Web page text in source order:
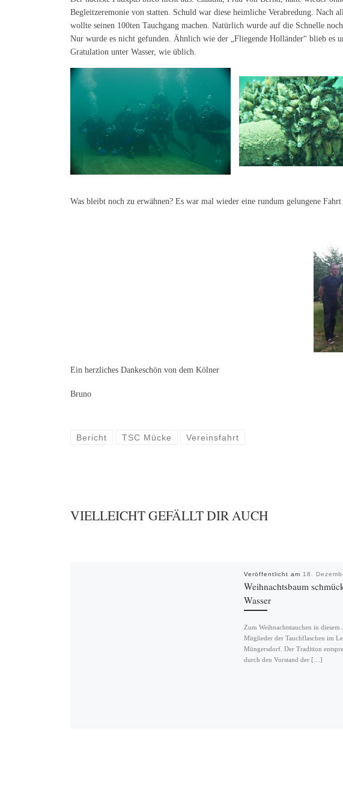
Begleitzeremonie von statten. Schuld war diese heimliche Verabredung. Nach
wollte seinen 100ten Tauchgang machen. Natürlich wurde auf die Schnelle
Nur wurde es nicht gefunden. Ähnlich wie der „Fliegende Holländer“ blieb
Gratulation unter Wasser, wie üblich.
Was bleibt noch zu erwähnen? Es war mal wieder eine rundum gelungene
Ein herzliches Dankeschön von dem Kölner
Bruno
Bericht TSC Mücke Vereinsfahrt
VIELLEICHT GEFÄLLT DIR AUCH
Veröffentlicht am 18.
Weihnachtsbaum
Wasser
Zum Weihnachtstauchen in diesem
Mitglieder der Tauchflaschen im
Müngersdorf. Der Tradition
durch den Vorstand der […]